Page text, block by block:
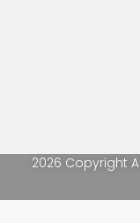
2026 Copyright